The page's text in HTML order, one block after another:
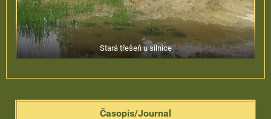
Stará třešeň u silnice
Časopis/Journal